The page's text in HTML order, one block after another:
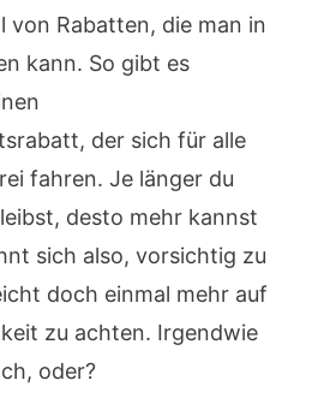
von Rabatten, die man in
kann. So gibt es
der sich für alle
fahren. Je länger du
desto mehr kannst
sich also, vorsichtig zu
doch einmal mehr auf
zu achten. Irgendwie
oder?